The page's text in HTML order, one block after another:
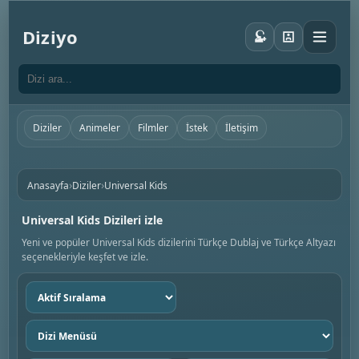
Diziyo
Diziler Animeler Filmler İstek İletişim
Anasayfa›Diziler›Universal Kids
Universal Kids Dizileri izle
Yeni ve popüler Universal Kids dizilerini Türkçe Dublaj ve Türkçe Altyazı
seçenekleriyle keşfet ve izle.
Sıralama
seç
Dizi
menüsü